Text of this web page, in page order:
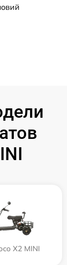
X2 MINI